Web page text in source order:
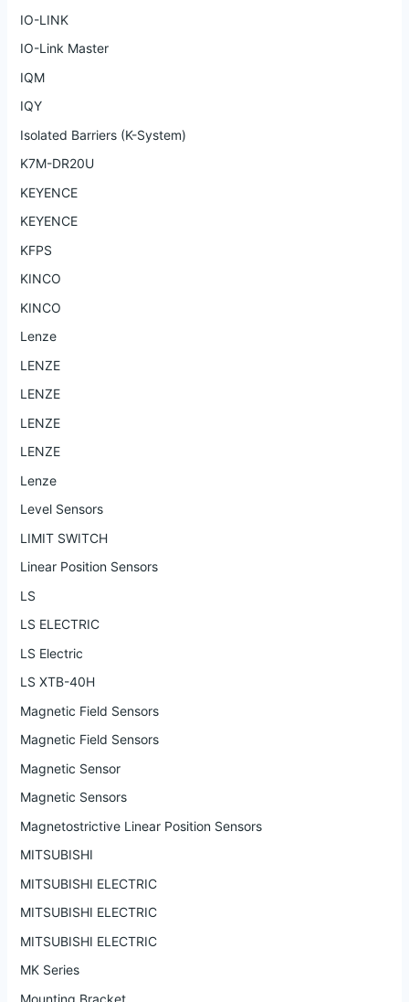
IO-LINK
IO-Link Master
IQM
IQY
Isolated Barriers (K-System)
K7M-DR20U
KEYENCE
KEYENCE
KFPS
KINCO
KINCO
Lenze
LENZE
LENZE
LENZE
LENZE
Lenze
Level Sensors
LIMIT SWITCH
Linear Position Sensors
LS
LS ELECTRIC
LS Electric
LS XTB-40H
Magnetic Field Sensors
Magnetic Field Sensors
Magnetic Sensor
Magnetic Sensors
Magnetostrictive Linear Position Sensors
MITSUBISHI
MITSUBISHI ELECTRIC
MITSUBISHI ELECTRIC
MITSUBISHI ELECTRIC
MK Series
Mounting Bracket